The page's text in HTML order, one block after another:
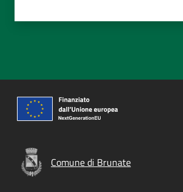
Comune di Brunate